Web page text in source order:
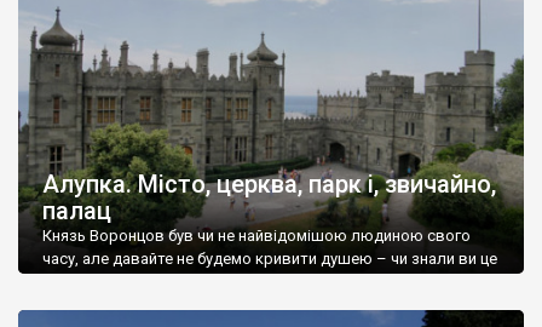
Алупка. Місто, церква, парк і, звичайно,
палац
Князь Воронцов був чи не найвідомішою людиною свого
часу, але давайте не будемо кривити душею – чи знали ви це